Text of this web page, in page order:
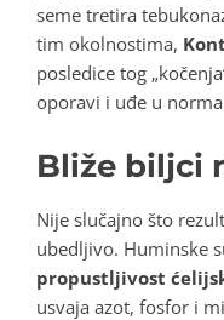
seme tretira
tim okolnostima,
posledice tog
oporavi i uđe u
Bliže biljci
Nije slučajno što
ubedljivo. Huminske
propustljivost
usvaja azot, fosfor i